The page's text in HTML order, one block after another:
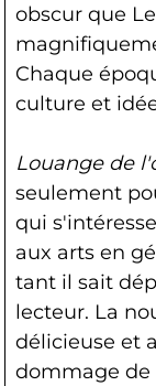
obscur que
Chaque
culture et
Louange de
seulement
qui
aux arts en
tant il sait
lecteur. La
délicieuse et
dommage de